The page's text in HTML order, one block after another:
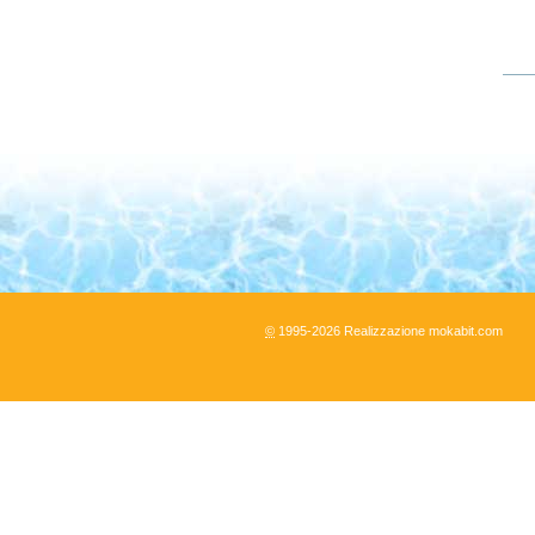
© 1995-2026 Realizzazione mokabit.com